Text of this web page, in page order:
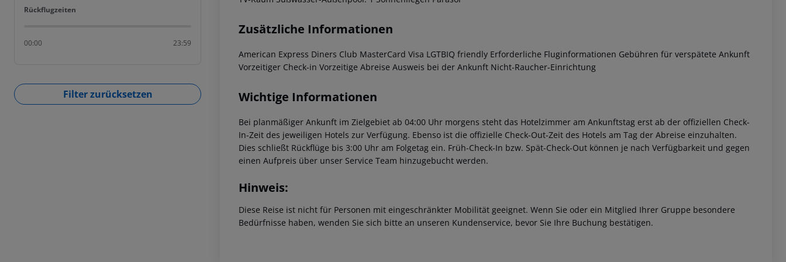
Rückflugzeiten
Rückflugzeiten
00:00 23:59
Filter zurücksetzen
Zusätzliche Informationen
American Express Diners Club MasterCard Visa LGTBIQ friendly Erforderliche Fluginformationen Gebühren für verspätete Ankunft
Vorzeitiger Check-in Vorzeitige Abreise Ausweis bei der Ankunft Nicht-Raucher-Einrichtung
Wichtige Informationen
Bei planmäßiger Ankunft im Zielgebiet ab 04:00 Uhr morgens steht das Hotelzimmer am Ankunftstag erst ab der offiziellen Check-
In-Zeit des jeweiligen Hotels zur Verfügung. Ebenso ist die offizielle Check-Out-Zeit des Hotels am Tag der Abreise einzuhalten.
Dies schließt Rückflüge bis 3:00 Uhr am Folgetag ein. Früh-Check-In bzw. Spät-Check-Out können je nach Verfügbarkeit und gegen
einen Aufpreis über unser Service Team hinzugebucht werden.
Hinweis:
Diese Reise ist nicht für Personen mit eingeschränkter Mobilität geeignet. Wenn Sie oder ein Mitglied Ihrer Gruppe besondere
Bedürfnisse haben, wenden Sie sich bitte an unseren Kundenservice, bevor Sie Ihre Buchung bestätigen.